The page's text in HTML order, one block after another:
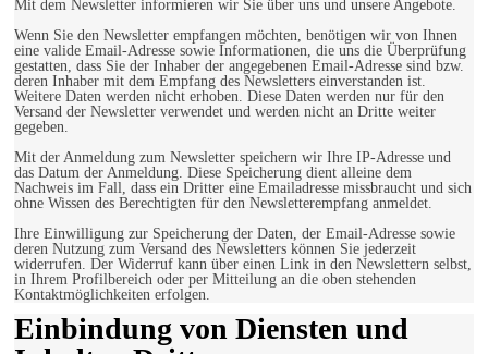
Mit dem Newsletter informieren wir Sie über uns und unsere Angebote.
Wenn Sie den Newsletter empfangen möchten, benötigen wir von Ihnen
eine valide Email-Adresse sowie Informationen, die uns die Überprüfung
gestatten, dass Sie der Inhaber der angegebenen Email-Adresse sind bzw.
deren Inhaber mit dem Empfang des Newsletters einverstanden ist.
Weitere Daten werden nicht erhoben. Diese Daten werden nur für den
Versand der Newsletter verwendet und werden nicht an Dritte weiter
gegeben.
Mit der Anmeldung zum Newsletter speichern wir Ihre IP-Adresse und
das Datum der Anmeldung. Diese Speicherung dient alleine dem
Nachweis im Fall, dass ein Dritter eine Emailadresse missbraucht und sich
ohne Wissen des Berechtigten für den Newsletterempfang anmeldet.
Ihre Einwilligung zur Speicherung der Daten, der Email-Adresse sowie
deren Nutzung zum Versand des Newsletters können Sie jederzeit
widerrufen. Der Widerruf kann über einen Link in den Newslettern selbst,
in Ihrem Profilbereich oder per Mitteilung an die oben stehenden
Kontaktmöglichkeiten erfolgen.
Einbindung von Diensten und